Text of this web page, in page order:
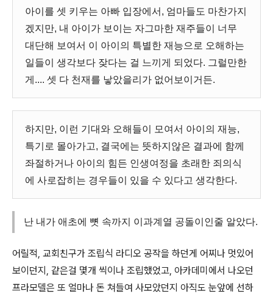
아이를 셋 키우는 아빠 입장에서 , 엄마들도 마찬가지
겠지만, 내 아이가 보이는 자그마한 재주들이
너무
대단해 보여서 이 아이의 특별한 재능으로 오해하는
일들이
생각보다 잦다는 걸 느끼게 되었다. 그럴만한
게 .... 셋 다 천재를 낳았을리가 없어보이거든.
하지만, 이런 기대와 오해들이 모여서 아이의 재능,
특기로 몰아가고, 결국에는 뜻하지않은 결과에 함께
좌절하거나 아이의 힘든 인생여정을 초래한 죄의식
에 사로잡히는 경우들이 있을 수 있다고 생각한다.
난 내가 애초에 뼛 속까지 이과계열 공돌이인줄 알았다.
어릴적, 교회친구가 조립식 라디오 공작을 하던게 어찌나 멋있어
보이던지 , 같은걸 몇개 씩이나 조립했었고, 아카데미에서 나오던
프라모델은 또 얼마나 돈 쳐들여 사모았던지 아직도 눈앞에 선하